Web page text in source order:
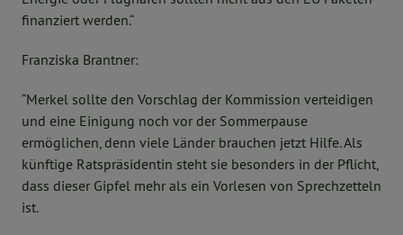
finanziert werden.“
Franziska Brantner:
“Merkel sollte den Vorschlag der Kommission verteidigen
und eine Einigung noch vor der Sommerpause
ermöglichen, denn viele Länder brauchen jetzt Hilfe. Als
künftige Ratspräsidentin steht sie besonders in der Pflicht,
dass dieser Gipfel mehr als ein Vorlesen von Sprechzetteln
ist.